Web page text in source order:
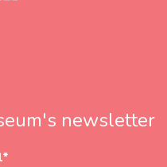
newsletter
*